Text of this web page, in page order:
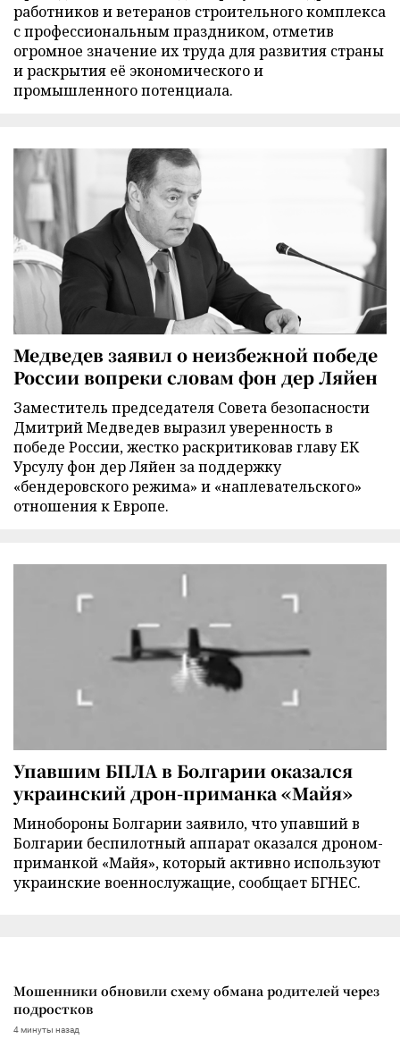
работников и ветеранов строительного комплекса
с профессиональным праздником, отметив
огромное значение их труда для развития страны
и раскрытия её экономического и
промышленного потенциала.
Медведев заявил о неизбежной победе
России вопреки словам фон дер Ляйен
Заместитель председателя Совета безопасности
Дмитрий Медведев выразил уверенность в
победе России, жестко раскритиковав главу ЕК
Урсулу фон дер Ляйен за поддержку
«бендеровского режима» и «наплевательского»
отношения к Европе.
Упавшим БПЛА в Болгарии оказался
украинский дрон-приманка «Майя»
Минобороны Болгарии заявило, что упавший в
Болгарии беспилотный аппарат оказался дроном-
приманкой «Майя», который активно используют
украинские военнослужащие, сообщает БГНЕС.
Мошенники обновили схему обмана родителей через
подростков
4 минуты назад